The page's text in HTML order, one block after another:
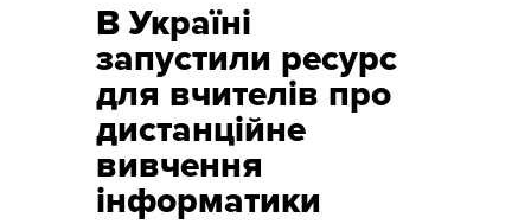
В Україні
запустили ресурс
для вчителів про
дистанційне
вивчення
інформатики